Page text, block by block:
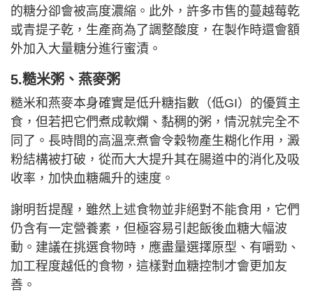
的糖分卻會被高度濃縮。此外，許多市售的蔓越莓乾
或青提子乾，生產商為了調整酸度，在製作時還會額
外加入大量糖分進行蜜漬。
5.糙米粥、燕麥粥
糙米和燕麥本身確實是低升糖指數（低GI）的優質主
食，但若把它們煮成軟爛、黏稠的粥，情況就完全不
同了。長時間的高溫烹煮會令穀物產生糊化作用，澱
粉結構被打破，從而大大提升其在腸道中的消化及吸
收率，加快血糖飆升的速度。
謝明哲提醒，雖然上述食物並非絕對不能食用，它們
仍含有一定營養素，但極容易引起飯後血糖大幅波
動。建議在挑選食物時，應盡量選擇原型、有嚼勁、
加工程度越低的食物，這樣對血糖控制才會更加友
善。